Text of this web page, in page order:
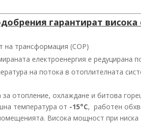
гарантират
трансформация (COP)
електроенергия е редуцирана
на потока в отоплителната
отопление, охлаждане и битова
температура от -15°С, работен
Висока мощност при